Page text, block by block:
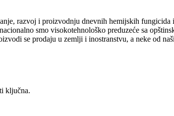
razvoj i proizvodnju dnevnih hemijskih
smo visokotehnološko preduzeće sa
se prodaju u zemlji i inostranstvu, a neke od
ključna.